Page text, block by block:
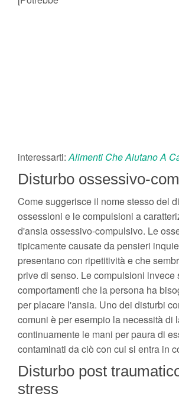
interessarti: Alimenti Che Aiutano A
Disturbo ossessivo-
Come suggerisce il nome stesso del
ossessioni e le compulsioni a
d'ansia ossessivo-compulsivo. Le
tipicamente causate da pensieri
presentano con ripetitività e che
prive di senso. Le compulsioni invece
comportamenti che la persona ha
per placare l'ansia. Uno dei disturbi
comuni è per esempio la necessità di
continuamente le mani per paura di
contaminati da ciò con cui si entra in
Disturbo post
stress